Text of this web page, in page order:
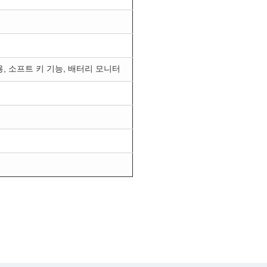
소프트 키 기능, 배터리 모니터